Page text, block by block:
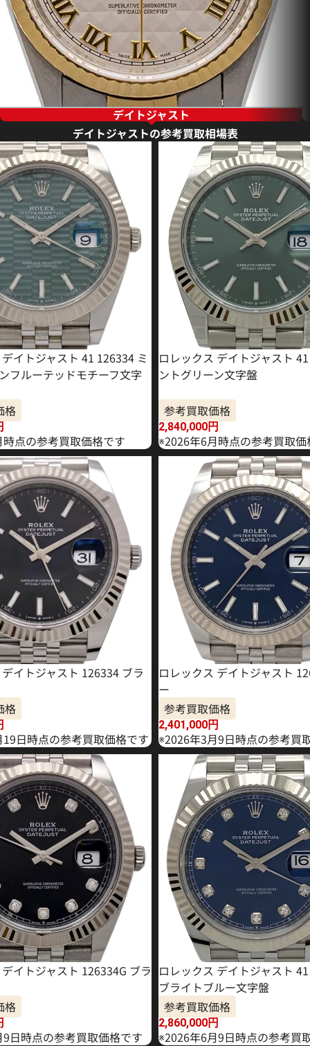
デイトジャスト
デイトジャストの参考買取相場表
イトジャスト 41 126334 ミ
フルーテッドモチーフ文字
格
点の参考買取価格です
ロレックス デイトジャスト
ントグリーン文字盤
参考買取価格
2,840,000円
※2026年6月時点の参考買取価
イトジャスト 126334 ブラ
格
日時点の参考買取価格です
ロレックス デイトジャスト
ー
参考買取価格
2,401,000円
※2026年3月9日時点の参考買
イトジャスト 126334G ブラ
格
日時点の参考買取価格です
ロレックス デイトジャスト
ブライトブルー文字盤
参考買取価格
2,860,000円
※2026年6月9日時点の参考買